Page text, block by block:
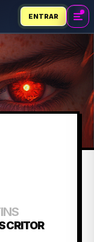
ENTRAR